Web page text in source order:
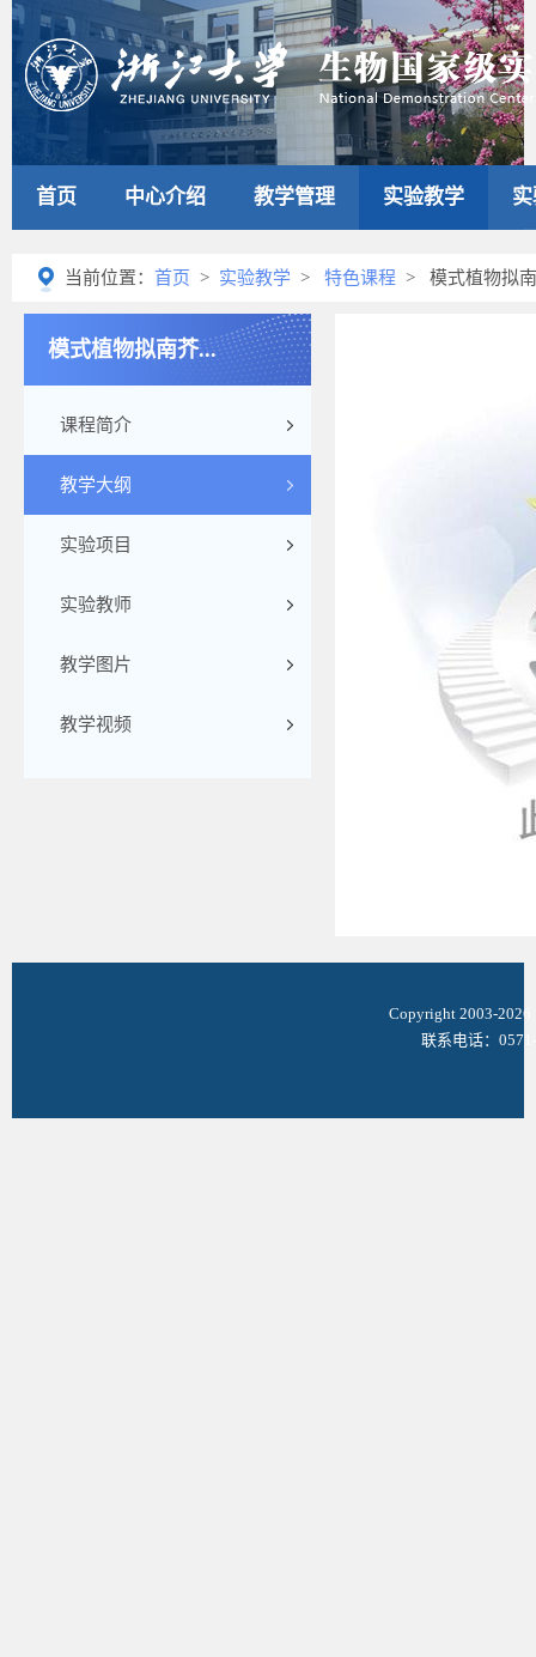
首页 中心介绍 教学管理 实验教学
当前位置： 首页 > 实验教学 > 特色课程 > 模式植物拟南
模式植物拟南芥...
课程简介
教学大纲
实验项目
实验教师
教学图片
教学视频
Copyright 2003-
联系电话：